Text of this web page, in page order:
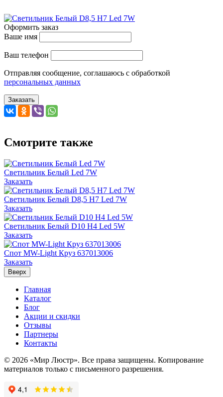
Оформить заказ
Ваше имя
Ваш телефон
Отправляя сообщение, соглашаюсь с обработкой
персональных данных
Заказать
Смотрите также
Светильник Белый Led 7W
Заказать
Светильник Белый D8,5 H7 Led 7W
Заказать
Светильник Белый D10 H4 Led 5W
Заказать
Спот MW-Light Круз 637013006
Заказать
Вверх
Главная
Каталог
Блог
Акции и скидки
Отзывы
Партнеры
Контакты
© 2026 «Мир Люстр». Все права защищены. Копирование
материалов только с письменного разрешения.